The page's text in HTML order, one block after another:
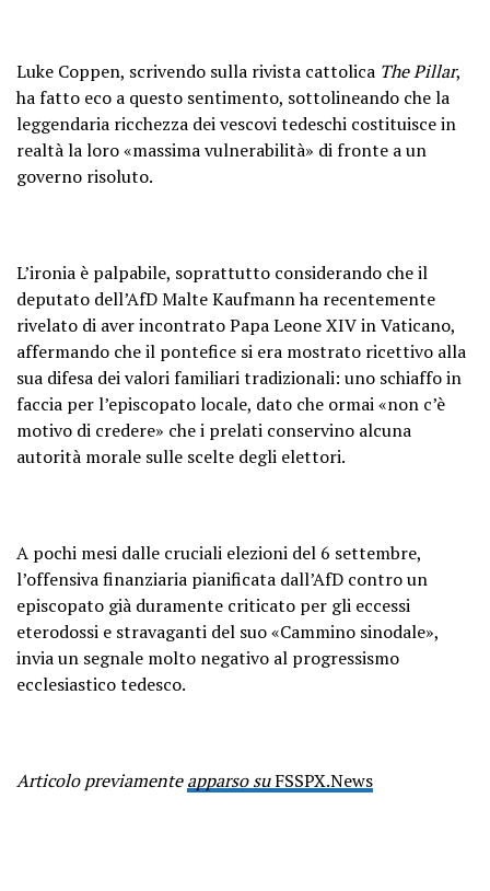
Luke Coppen, scrivendo sulla rivista cattolica The Pillar,
ha fatto eco a questo sentimento, sottolineando che la
leggendaria ricchezza dei vescovi tedeschi costituisce in
realtà la loro «massima vulnerabilità» di fronte a un
governo risoluto.
L’ironia è palpabile, soprattutto considerando che il
deputato dell’AfD Malte Kaufmann ha recentemente
rivelato di aver incontrato Papa Leone XIV in Vaticano,
affermando che il pontefice si era mostrato ricettivo alla
sua difesa dei valori familiari tradizionali: uno schiaffo in
faccia per l’episcopato locale, dato che ormai «non c’è
motivo di credere» che i prelati conservino alcuna
autorità morale sulle scelte degli elettori.
A pochi mesi dalle cruciali elezioni del 6 settembre,
l’offensiva finanziaria pianificata dall’AfD contro un
episcopato già duramente criticato per gli eccessi
eterodossi e stravaganti del suo «Cammino sinodale»,
invia un segnale molto negativo al progressismo
ecclesiastico tedesco.
Articolo previamenteapparso suFSSPX.News